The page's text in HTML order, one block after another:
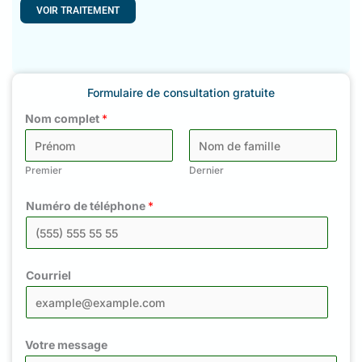
VOIR TRAITEMENT
Formulaire de consultation gratuite
Nom complet *
Premier Dernier
Numéro de téléphone *
Courriel
Votre message